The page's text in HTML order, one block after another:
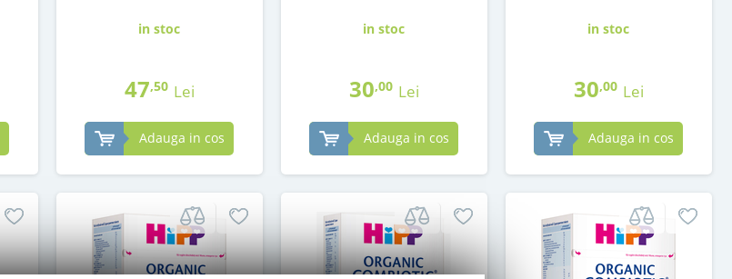
in stoc
47,50 Lei
Adauga in cos
in stoc
30,00 Lei
Adauga in cos
in stoc
30,00 Lei
Adauga in cos